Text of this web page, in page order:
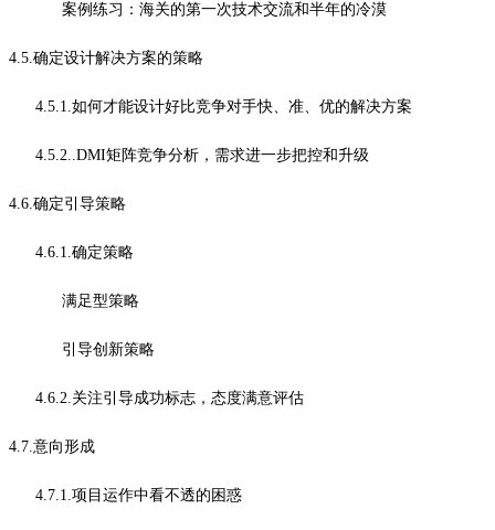
案例练习：海关的第一次技术交流和半年的冷漠
4.5.确定设计解决方案的策略
4.5.1.如何才能设计好比竞争对手快、准、优的解决方案
4.5.2..DMI矩阵竞争分析，需求进一步把控和升级
4.6.确定引导策略
4.6.1.确定策略
满足型策略
引导创新策略
4.6.2.关注引导成功标志，态度满意评估
4.7.意向形成
4.7.1.项目运作中看不透的困惑